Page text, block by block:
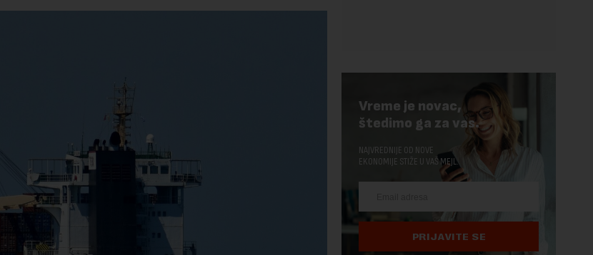
Vreme je novac,
štedimo ga za vas.
NAJVREDNIJE OD NOVE
EKONOMIJE STIŽE U VAŠ MEJL.
PRIJAVITE SE